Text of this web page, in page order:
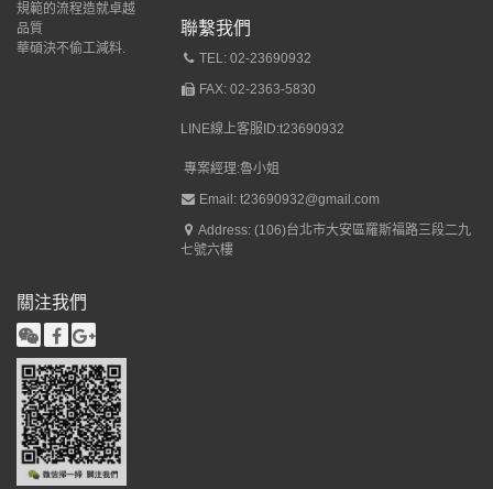
規範的流程造就卓越
品質
華碩決不偷工減料.
聯繫我們
TEL: 02-23690932
FAX: 02-2363-5830
LINE線上客服ID:t23690932
專案經理:魯小姐
Email: t23690932@gmail.com
Address: (106)台北市大安區羅斯福路三段二九
七號六樓
關注我們